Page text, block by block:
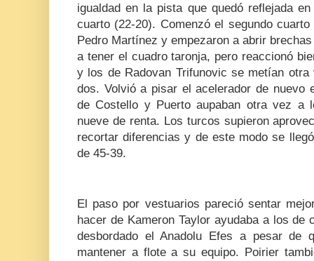
igualdad en la pista que quedó reflejada
cuarto (22-20). Comenzó el segundo
Pedro Martínez y empezaron a abrir
a tener el cuadro taronja, pero reaccionó
y los de Radovan Trifunovic se metían
dos. Volvió a pisar el acelerador de nuevo
de Costello y Puerto aupaban otra vez a
nueve de renta. Los turcos supieron
recortar diferencias y de este modo se
de 45-39.
El paso por vestuarios pareció sentar
hacer de Kameron Taylor ayudaba a los
desbordado el Anadolu Efes a pesar de
mantener a flote a su equipo. Poirier